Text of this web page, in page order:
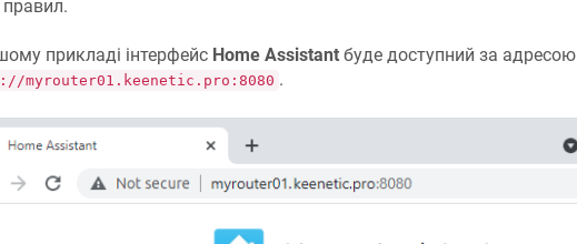
правил.
прикладі інтерфейс Home Assistantбуде доступний за адресою
myrouter01.keenetic.pro:8080 .